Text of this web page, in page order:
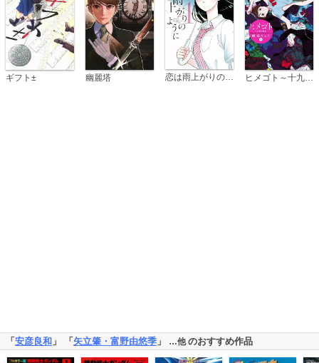
ギフト± 幽麗塔 恋は雨上がりのように
「 安彦良和 」 「 矢立肇・富野由悠季 」 …他のおすすめ作品